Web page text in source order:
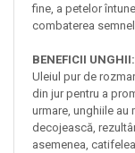
fine, a petelor
combaterea
BENEFICII UNGHII:
Uleiul pur de
din jur pentru a
urmare, unghiile au
decojească,
asemenea,